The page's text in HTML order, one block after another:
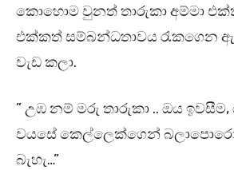
කොහොම වුනත් තාරුකා අම්මා
එක්කත් සම්බන්ධතාවය රැකගෙන
වැඩ කලා.
” උඹ නම් මරු තාරුකා .. ඔය
වයසේ කෙල්ලෙක්ගෙන්
බැහැ…”